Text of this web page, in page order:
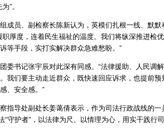
”。
成员、副检察长陈新认为，英模们扎根一线、默
厚度，连着民生福祉的温度。我们将纵深推进检
等手段，实打实解决群众急难愁盼。”
委书记张宇辰对此深有同感。“法律援助、人民调
我们要主动走近群众，既快速回应诉求，也提前
、安全感。”
指导处副处长姜蔼倩表示，作为司法行政战线的
“守护者”，以法律为尺、以情理为心，用实干践行